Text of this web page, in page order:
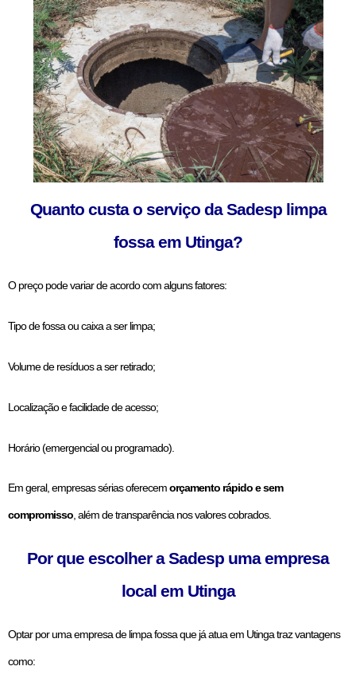
Quanto custa o serviço da Sadesp limpa
fossa em Utinga?
O preço pode variar de acordo com alguns fatores:
Tipo de fossa ou caixa a ser limpa;
Volume de resíduos a ser retirado;
Localização e facilidade de acesso;
Horário (emergencial ou programado).
Em geral, empresas sérias oferecemorçamento rápido e sem
compromisso, além de transparência nos valores cobrados.
Por que escolher a Sadesp uma empresa
local em Utinga
Optar por uma empresa de limpa fossa que já atua em Utinga traz vantagens
como: